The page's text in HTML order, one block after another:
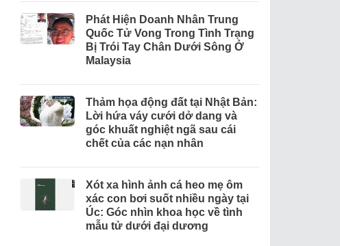
Phát Hiện Doanh Nhân Trung
Quốc Tử Vong Trong Tình Trạng
Bị Trói Tay Chân Dưới Sông Ở
Malaysia
Thảm họa động đất tại Nhật Bản:
Lời hứa váy cưới dở dang và
góc khuất nghiệt ngã sau cái
chết của các nạn nhân
Xót xa hình ảnh cá heo mẹ ôm
xác con bơi suốt nhiều ngày tại
Úc: Góc nhìn khoa học về tình
mẫu tử dưới đại dương